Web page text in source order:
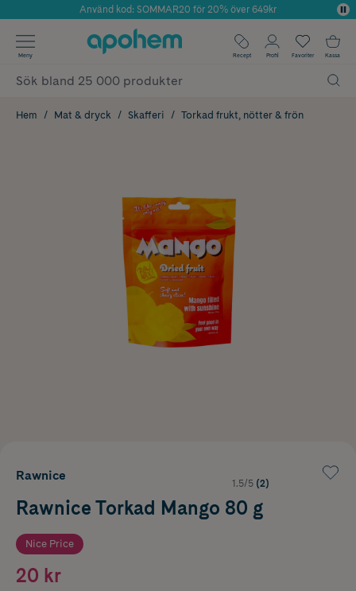
Årets Butik 2025 inom Skönhet
Använd kod: SOMMAR20 för 20% över 649kr
✓ Fri frakt
✓ Poäng på alla köp*
Meny Recept Profil Favoriter Kassa
Hem Mat & dryck Skafferi Torkad frukt, nötter & frön
Rawnice
1.5/5 (2)
Rawnice Torkad Mango 80 g
Nice Price
20 kr